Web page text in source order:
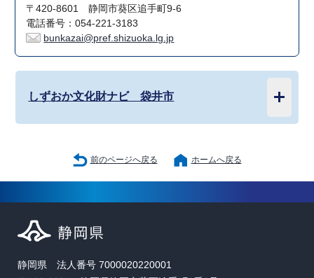
〒420-8601 静岡市葵区追手町9-6
電話番号：054-221-3183
bunkazai@pref.shizuoka.lg.jp
しずおか文化財ナビ 袋井市
前のページへ戻る ホームへ戻る
静岡県 法人番号 7000020220001